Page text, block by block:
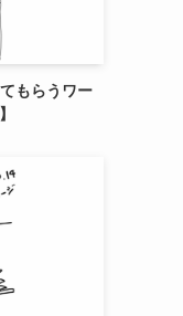
もらうワー